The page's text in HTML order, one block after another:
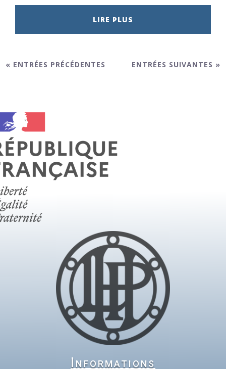
LIRE PLUS
« ENTRÉES PRÉCÉDENTES ENTRÉES SUIVANTES »
Informations